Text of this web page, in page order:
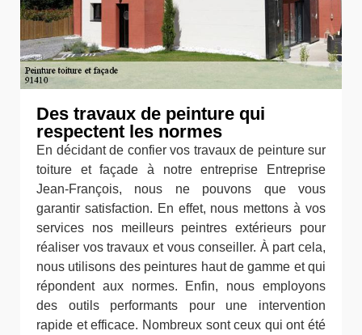
Des travaux de peinture qui
respectent les normes
En décidant de confier vos travaux de peinture sur
toiture et façade à notre entreprise Entreprise
Jean-François, nous ne pouvons que vous
garantir satisfaction. En effet, nous mettons à vos
services nos meilleurs peintres extérieurs pour
réaliser vos travaux et vous conseiller. À part cela,
nous utilisons des peintures haut de gamme et qui
répondent aux normes. Enfin, nous employons
des outils performants pour une intervention
rapide et efficace. Nombreux sont ceux qui ont été